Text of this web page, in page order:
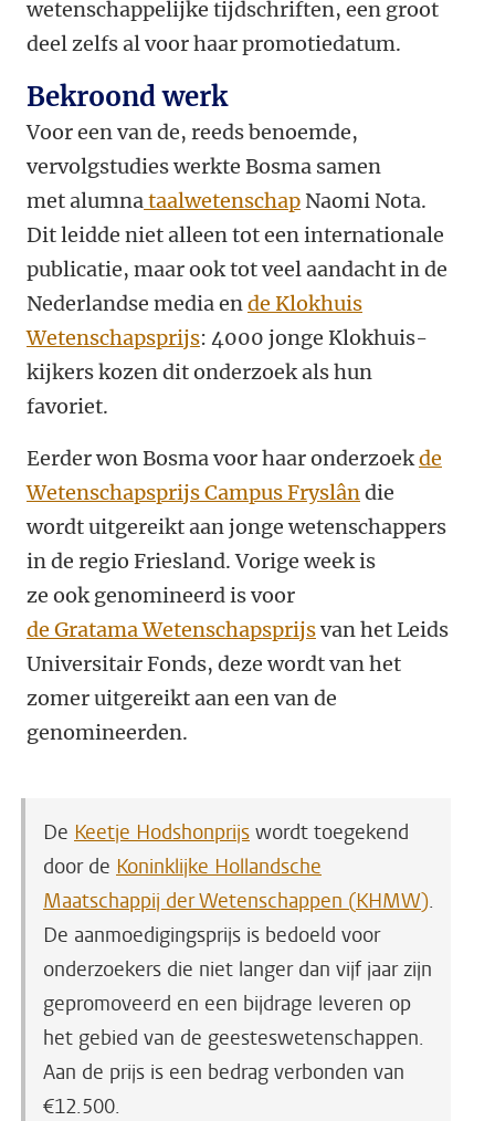
wetenschappelijke tijdschriften, een groot
deel zelfs al voor haar promotiedatum.
Bekroond werk
Voor een van de, reeds benoemde,
vervolgstudies werkte Bosma samen
met alumnataalwetenschap Naomi Nota.
Dit leidde niet alleen tot een internationale
publicatie, maar ook tot veel aandacht in de
Nederlandse media ende Klokhuis
Wetenschapsprijs: 4000 jonge Klokhuis-
kijkers kozen dit onderzoek als hun
favoriet.
Eerder won Bosma voor haar onderzoekde
Wetenschapsprijs Campus Fryslândie
wordt uitgereikt aan jonge wetenschappers
in de regio Friesland. Vorige week is
ze ook genomineerd is voor
de Gratama Wetenschapsprijsvan het Leids
Universitair Fonds, deze wordt van het
zomer uitgereikt aan een van de
genomineerden.
De Keetje Hodshonprijs wordt toegekend
door de Koninklijke Hollandsche
Maatschappij der Wetenschappen (KHMW).
De aanmoedigingsprijs is bedoeld voor
onderzoekers die niet langer dan vijf jaar zijn
gepromoveerd en een bijdrage leveren op
het gebied van de geesteswetenschappen.
Aan de prijs is een bedrag verbonden van
€12.500.